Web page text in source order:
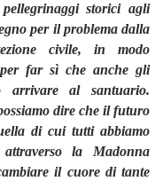
storici agli
per il problema dalla
civile, in modo
far sì che anche gli
arrivare al santuario.
dire che il futuro
di cui tutti abbiamo
la Madonna
il cuore di tante